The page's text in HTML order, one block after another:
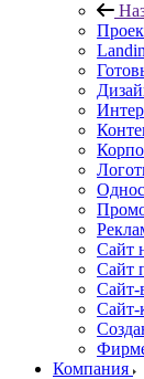
Сайт
Сайт
Сайт-
Сайт-
Компания